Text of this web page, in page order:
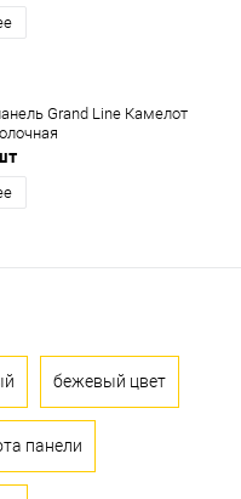
Grand Line Камелот
бежевый цвет
панели